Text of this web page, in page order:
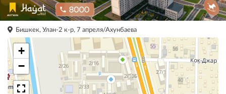
Бишкек, Улан-2 к-р, 7 апреля/Ахунбаева
+
−